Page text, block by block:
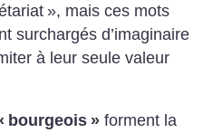
», mais ces mots
surchargés d’imaginaire
à leur seule valeur
bourgeois »forment la